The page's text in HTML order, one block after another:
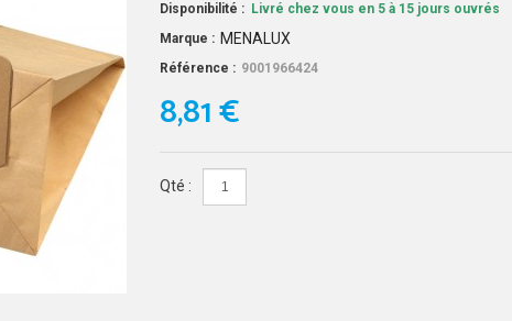
Disponibilité : Livré chez vous en 5 à 15 jours ouvrés
Marque : MENALUX
Référence : 9001966424
8,81 €
Qté :